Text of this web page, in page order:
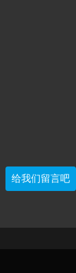
给我们留言吧